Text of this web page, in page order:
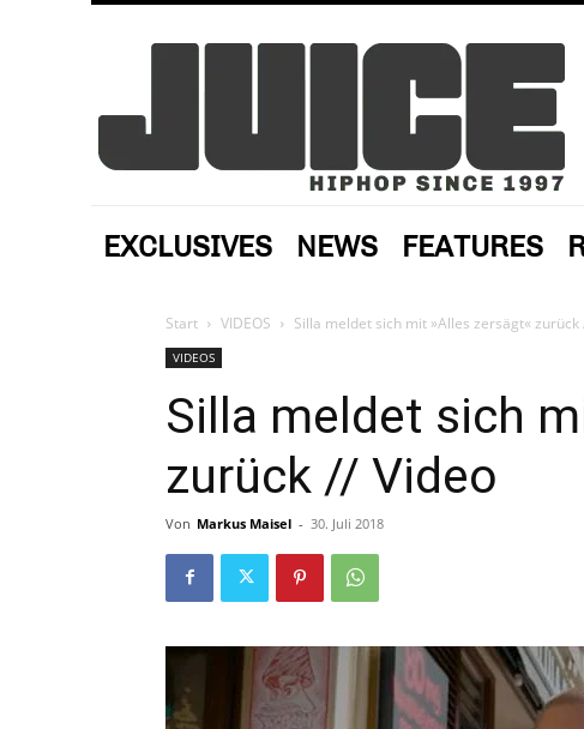
EXCLUSIVES NEWS FEATURES
Start VIDEOS Silla meldet sich mit »Alles zersägt« zurück
VIDEOS
Silla meldet sich
zurück // Video
Von Markus Maisel - 30. Juli 2018